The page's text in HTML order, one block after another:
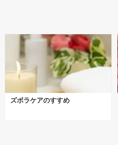
ズボラケアのすすめ